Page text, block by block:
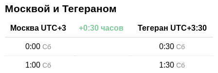
Москвой и Тегераном
Москва UTC+3 +0:30 часов Тегеран UTC+3:30
0:00 Сб 0:30 Сб
1:00 Сб 1:30 Сб